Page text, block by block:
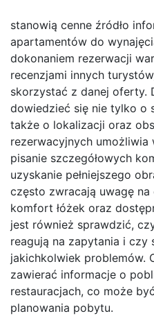
stanowią cenne źródło
apartamentów do
dokonaniem rezerwacji
recenzjami innych
skorzystać z danej oferty.
dowiedzieć się nie tylko o
także o lokalizacji oraz
rezerwacyjnych umożliwia
pisanie szczegółowych
uzyskanie pełniejszego
często zwracają uwagę
komfort łóżek oraz
jest również sprawdzić,
reagują na zapytania i
jakichkolwiek problemów.
zawierać informacje o
restauracjach, co może
planowania pobytu.